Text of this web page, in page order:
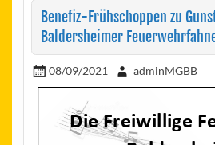
Benefiz-Frühschoppen zu
Baldersheimer
08/09/2021 adminMGBB